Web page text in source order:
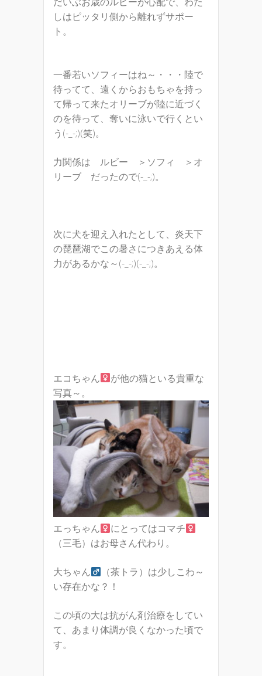
しはピッタリ側から離れずサポー
ト。
一番若いソフィーはね～・・・陸で
待ってて、遠くからおもちゃを持っ
て帰って来たオリーブが陸に近づく
のを待って、奪いに泳いで行くとい
う(-_-;)(笑)。
力関係は ルビー ＞ソフィ ＞オ
リーブ だったので(-_-;)。
次に犬を迎え入れたとして、炎天下
の琵琶湖でこの暑さにつきあえる体
力があるかな～(-_-;)(-_-;)。
エコちゃん
が他の猫といる貴重な
写真～。
エっちゃん
にとってはコマチ
（三毛）はお母さん代わり。
大ちゃん
（茶トラ）は少しこわ～
い存在かな？！
この頃の大は抗がん剤治療をしてい
て、あまり体調が良くなかった頃で
す。